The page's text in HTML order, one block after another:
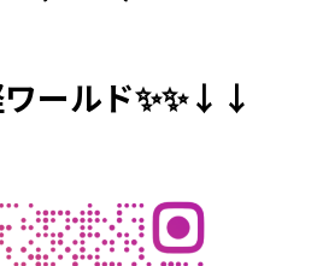
ールド✨✨↓↓